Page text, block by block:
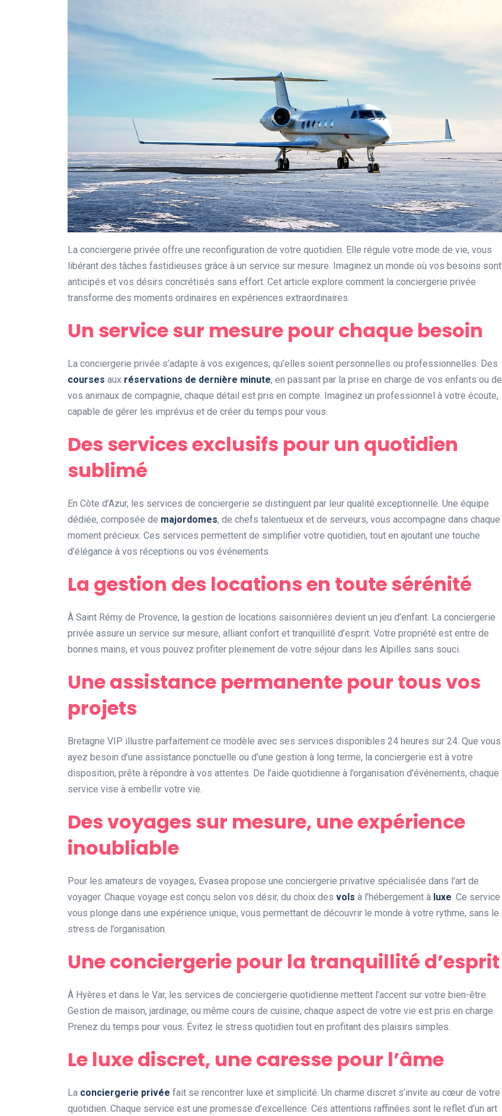
La conciergerie privée offre une reconfiguration de votre quotidien. Elle régule votre mode de vie, vous
libérant des tâches fastidieuses grâce à un service sur mesure. Imaginez un monde où vos besoins sont
anticipés et vos désirs concrétisés sans effort. Cet article explore comment la conciergerie privée
transforme des moments ordinaires en expériences extraordinaires.
Un service sur mesure pour chaque besoin
La conciergerie privée s’adapte à vos exigences, qu’elles soient personnelles ou professionnelles. Des
courses aux réservations de dernière minute, en passant par la prise en charge de vos enfants ou de
vos animaux de compagnie, chaque détail est pris en compte. Imaginez un professionnel à votre écoute,
capable de gérer les imprévus et de créer du temps pour vous.
Des services exclusifs pour un quotidien
sublimé
En Côte d’Azur, les services de conciergerie se distinguent par leur qualité exceptionnelle. Une équipe
dédiée, composée de majordomes, de chefs talentueux et de serveurs, vous accompagne dans chaque
moment précieux. Ces services permettent de simplifier votre quotidien, tout en ajoutant une touche
d’élégance à vos réceptions ou vos événements.
La gestion des locations en toute sérénité
À Saint Rémy de Provence, la gestion de locations saisonnières devient un jeu d’enfant. La conciergerie
privée assure un service sur mesure, alliant confort et tranquillité d’esprit. Votre propriété est entre de
bonnes mains, et vous pouvez profiter pleinement de votre séjour dans les Alpilles sans souci.
Une assistance permanente pour tous vos
projets
Bretagne VIP illustre parfaitement ce modèle avec ses services disponibles 24 heures sur 24. Que vous
ayez besoin d’une assistance ponctuelle ou d’une gestion à long terme, la conciergerie est à votre
disposition, prête à répondre à vos attentes. De l’aide quotidienne à l’organisation d’événements, chaque
service vise à embellir votre vie.
Des voyages sur mesure, une expérience
inoubliable
Pour les amateurs de voyages, Evasea propose une conciergerie privative spécialisée dans l’art de
voyager. Chaque voyage est conçu selon vos désir, du choix des vols à l’hébergement à luxe. Ce service
vous plonge dans une expérience unique, vous permettant de découvrir le monde à votre rythme, sans le
stress de l’organisation.
Une conciergerie pour la tranquillité d’esprit
À Hyères et dans le Var, les services de conciergerie quotidienne mettent l’accent sur votre bien-être.
Gestion de maison, jardinage, ou même cours de cuisine, chaque aspect de votre vie est pris en charge.
Prenez du temps pour vous. Évitez le stress quotidien tout en profitant des plaisirs simples.
Le luxe discret, une caresse pour l’âme
La conciergerie privée fait se rencontrer luxe et simplicité. Un charme discret s’invite au cœur de votre
quotidien. Chaque service est une promesse d’excellence. Ces attentions raffinées sont le reflet d’un art